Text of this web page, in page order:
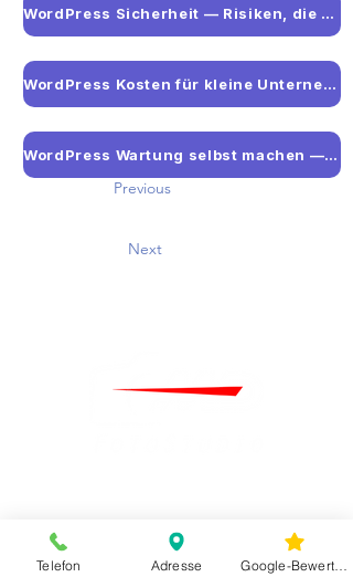
WordPress Sicherheit — Risiken, die kleine Unternehmen kennen sollten
WordPress Kosten für kleine Unternehmen — Die vollständige Übersicht
WordPress Wartung selbst machen — Aufwand und Risiken realistisch eingeschätzt
Previous
Next
Telefon Adresse Google-Bewertungen